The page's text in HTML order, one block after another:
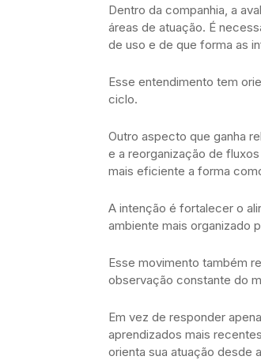
Dentro da companhia, a
áreas de atuação. É
de uso e de que forma as
Esse entendimento tem
ciclo.
Outro aspecto que ganha
e a reorganização de
mais eficiente a forma
A intenção é fortalecer o
ambiente mais organizado
Esse movimento também
observação constante do
Em vez de responder
aprendizados mais
orienta sua atuação desde